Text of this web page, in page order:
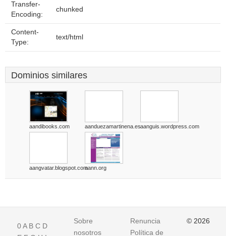
Transfer-
Encoding:
chunked
Content-
Type:
text/html
Dominios similares
aandibooks.com aanduezamartinena.esaanguis.wordpress.com
aangvatar.blogspot.comaann.org
0A B C D
Sobre
nosotros
Renuncia
Política de
© 2026